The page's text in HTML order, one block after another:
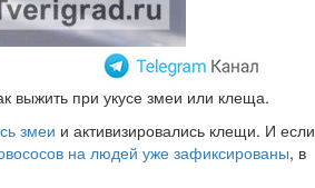
выжить при укусе змеи или клеща.
змеи и активизировались клещи. И если
на людей уже зафиксированы, в